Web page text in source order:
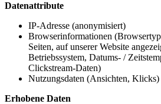
Datenattribute
IP-Adresse (anonymisiert)
Browserinformationen
Seiten, auf unserer Website
Betriebssystem, Datums- /
Clickstream-Daten)
Nutzungsdaten (Ansichten, Klicks)
Erhobene Daten